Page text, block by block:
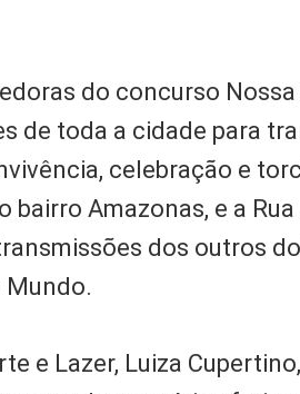
do concurso Nossa
de toda a cidade para
celebração e
bairro Amazonas, e a
dos outros
Mundo.
e Lazer, Luiza